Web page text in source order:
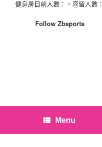
健身房目前人數：
，容留人數：
Follow Zbsports
Menu